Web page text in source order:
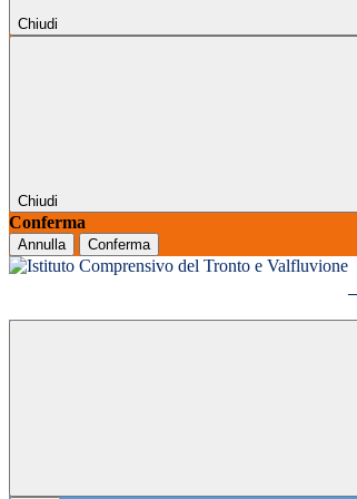
Chiudi
Chiudi
Conferma
Annulla Conferma